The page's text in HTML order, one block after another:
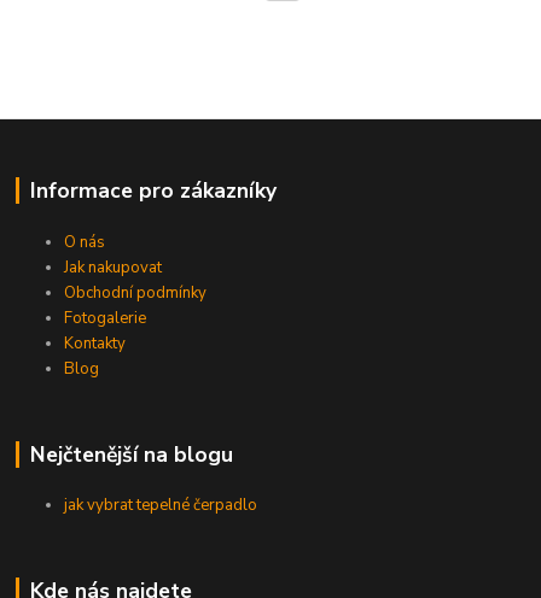
Informace pro zákazníky
O nás
Jak nakupovat
Obchodní podmínky
Fotogalerie
Kontakty
Blog
Nejčtenější na blogu
jak vybrat tepelné čerpadlo
Kde nás najdete